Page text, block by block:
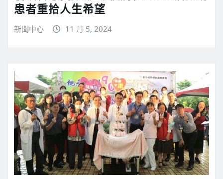
患者重拾人生希望
新聞中心 11 月 5, 2024